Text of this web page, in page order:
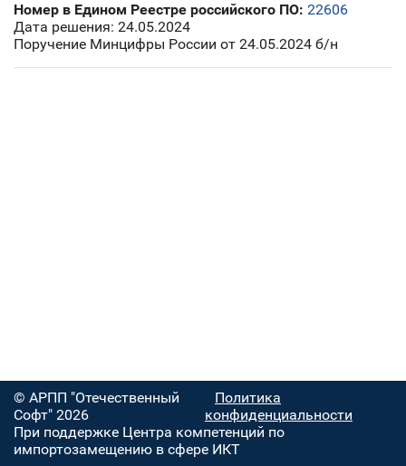
Номер в Едином Реестре российского ПО: 22606
Дата решения: 24.05.2024
Поручение Минцифры России от 24.05.2024 б/н
© АРПП "Отечественный
Софт" 2026
Политика
конфиденциальности
При поддержке Центра компетенций по
импортозамещению в сфере ИКТ